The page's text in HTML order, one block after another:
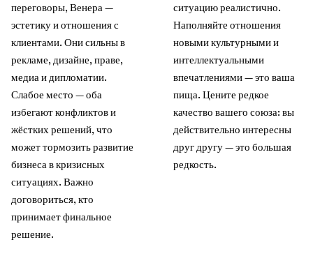
переговоры, Венера —
эстетику и отношения с
клиентами. Они сильны в
рекламе, дизайне, праве,
медиа и дипломатии.
Слабое место — оба
избегают конфликтов и
жёстких решений, что
может тормозить развитие
бизнеса в кризисных
ситуациях. Важно
договориться, кто
принимает финальное
решение.
ситуацию реалистично.
Наполняйте отношения
новыми культурными и
интеллектуальными
впечатлениями — это ваша
пища. Цените редкое
качество вашего союза: вы
действительно интересны
друг другу — это большая
редкость.